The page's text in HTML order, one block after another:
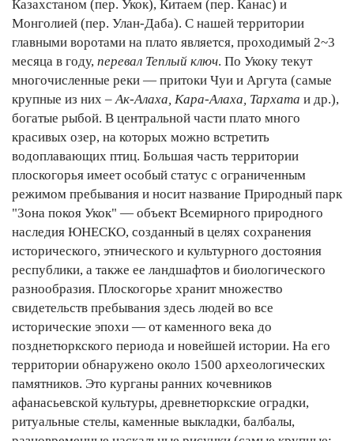
Казахстаном (пер. Укок), Китаем (пер. Канас) и
Монголией (пер. Улан-Даба). С нашей территории
главными воротами на плато является, проходимый 2~3
месяца в году, перевал Теплый ключ. По Укоку текут
многочисленные реки — притоки Чуи и Аргута (самые
крупные из них –Ак-Алаха, Кара-Алаха, Тархата и др.),
богатые рыбой. В центральной части плато много
красивых озер, на которых можно встретить
водоплавающих птиц. Большая часть территории
плоскогорья имеет особый статус с ограниченным
режимом пребывания и носит название Природный парк
"Зона покоя Укок" — объект Всемирного природного
наследия ЮНЕСКО, созданный в целях сохранения
исторического, этнического и культурного достояния
республики, а также ее ландшафтов и биологического
разнообразия. Плоскогорье хранит множество
свидетельств пребывания здесь людей во все
исторические эпохи — от каменного века до
позднетюркского периода и новейшей истории. На его
территории обнаружено около 1500 археологических
памятников. Это курганы ранних кочевников
афанасьевской культуры, древнетюркские оградки,
ритуальные стелы, каменные выкладки, балбалы,